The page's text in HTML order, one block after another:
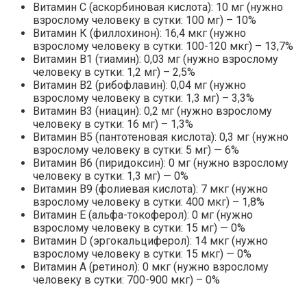
Витамин С (аскорбиновая кислота): 10 мг (нужно
взрослому человеку в сутки: 100 мг) – 10%
Витамин К (филлохинон): 16,4 мкг (нужно
взрослому человеку в сутки: 100-120 мкг) – 13,7%
Витамин В1 (тиамин): 0,03 мг (нужно взрослому
человеку в сутки: 1,2 мг) – 2,5%
Витамин В2 (рибофлавин): 0,04 мг (нужно
взрослому человеку в сутки: 1,3 мг) – 3,3%
Витамин В3 (ниацин): 0,2 мг (нужно взрослому
человеку в сутки: 16 мг) – 1,3%
Витамин В5 (пантотеновая кислота): 0,3 мг (нужно
взрослому человеку в сутки: 5 мг) — 6%
Витамин В6 (пиридоксин): 0 мг (нужно взрослому
человеку в сутки: 1,3 мг) — 0%
Витамин В9 (фолиевая кислота): 7 мкг (нужно
взрослому человеку в сутки: 400 мкг) – 1,8%
Витамин Е (альфа-токоферол): 0 мг (нужно
взрослому человеку в сутки: 15 мг) — 0%
Витамин D (эргокальциферол): 14 мкг (нужно
взрослому человеку в сутки: 15 мкг) — 0%
Витамин А (ретинол): 0 мкг (нужно взрослому
человеку в сутки: 700-900 мкг) – 0%